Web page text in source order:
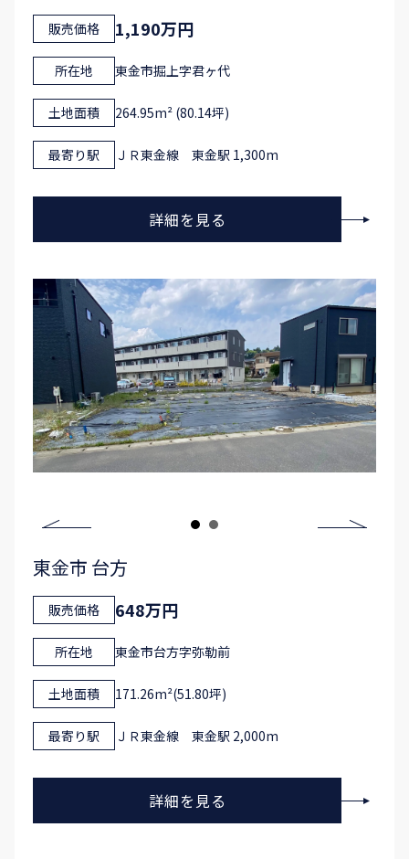
販売価格 1,190万円
所在地 東金市掘上字君ヶ代
土地面積 264.95m² (80.14坪)
最寄り駅 ＪＲ東金線 東金駅 1,300m
詳細を見る
東金市 台方
販売価格 648万円
所在地 東金市台方字弥勒前
土地面積 171.26m²(51.80坪)
最寄り駅 ＪＲ東金線 東金駅 2,000m
詳細を見る